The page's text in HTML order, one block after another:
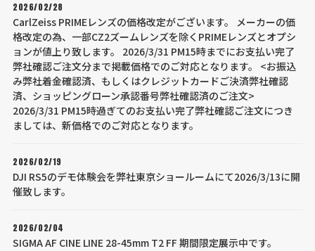
2026/02/28
CarlZeiss PRIMEレンズの価格改定がございます。 メーカーの価
格改定の為、一部CZ2ズームレンズを除くPRIMEレンズとオプシ
ョンが値上り致します。 2026/3/31 PM15時までにお支払い完了
弊社確認ご注文分まで掲載価格でのご対応となります。 <お振込
み弊社着金確認済、もしくはクレジットカードご決済弊社確認
済、ショッピングローン承認番号弊社確認済のご注文>
2026/3/31 PM15時過ぎてのお支払い完了弊社確認ご注文につき
ましては、新価格でのご対応となります。
2026/02/19
DJI RS5のデモ体験会を弊社東京ショールームにて2026/3/13に開
催致します。
2026/02/04
SIGMA AF CINE LINE 28-45mm T2 FF 期間限定展示中です。